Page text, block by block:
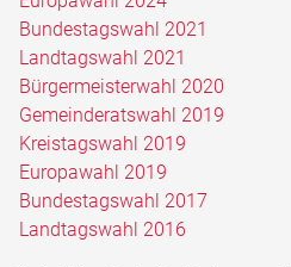
Bundestagswahl 2021
Landtagswahl 2021
Bürgermeisterwahl 2020
Gemeinderatswahl 2019
Kreistagswahl 2019
Europawahl 2019
Bundestagswahl 2017
Landtagswahl 2016